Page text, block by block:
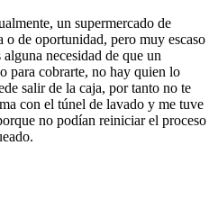
un supermercado de
o de oportunidad, pero muy escaso
necesidad de que un
para cobrarte, no hay quien lo
salir de la caja, por tanto no te
con el túnel de lavado y me tuve
no podían reiniciar el proceso